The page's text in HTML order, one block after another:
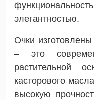
элегантностью.
Очки
– это
растительной
касторового
высокую